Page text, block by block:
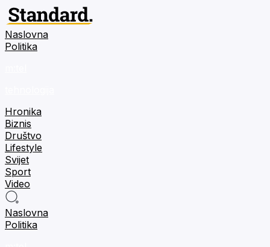
Naslovna
Politika
Hronika
Biznis
Društvo
Lifestyle
Svijet
Sport
Video
Naslovna
Politika